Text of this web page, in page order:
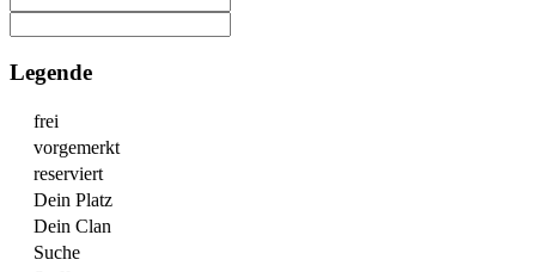
Legende
frei
vorgemerkt
reserviert
Dein Platz
Dein Clan
Suche